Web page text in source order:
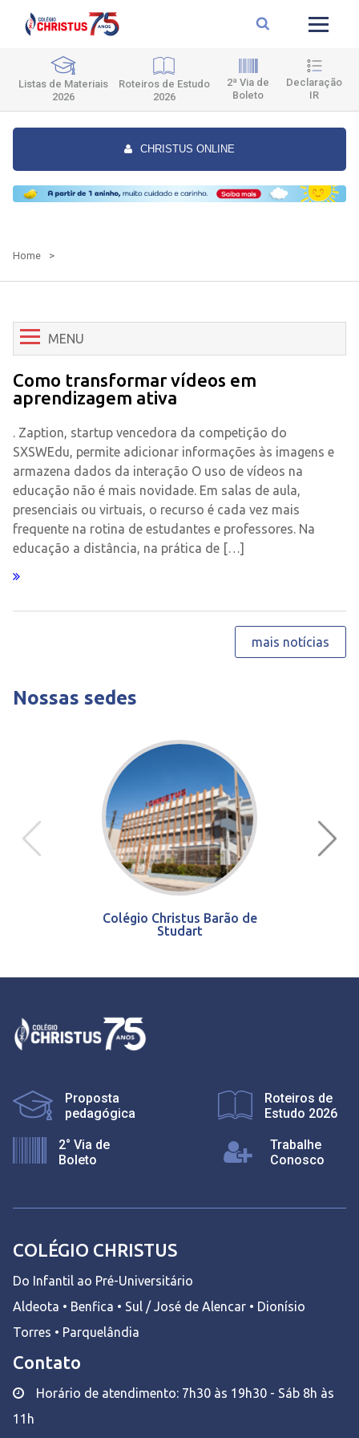
Listas de Materiais
2026
Roteiros de Estudo
2026
2ª Via de
Boleto
Declaração
IR
CHRISTUS ONLINE
Home >
MENU
Como transformar vídeos em
aprendizagem ativa
. Zaption, startup vencedora da competição do
SXSWEdu, permite adicionar informações às imagens e
armazena dados da interação O uso de vídeos na
educação não é mais novidade. Em salas de aula,
presenciais ou virtuais, o recurso é cada vez mais
frequente na rotina de estudantes e professores. Na
educação a distância, na prática de […]
mais notícias
Nossas sedes
Colégio Christus Barão de
Studart
Proposta
pedagógica
Roteiros de
Estudo 2026
2° Via de
Boleto
Trabalhe
Conosco
COLÉGIO CHRISTUS
Do Infantil ao Pré-Universitário
Aldeota • Benfica • Sul / José de Alencar • Dionísio
Torres • Parquelândia
Contato
Horário de atendimento: 7h30 às 19h30 - Sáb 8h às
11h